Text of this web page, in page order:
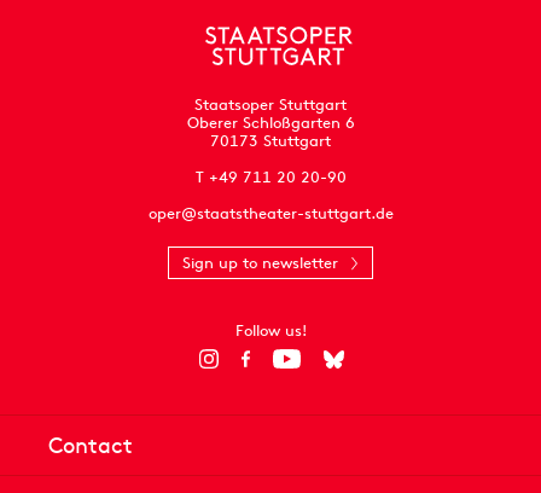
Staatsoper Stuttgart
Oberer Schloßgarten 6
70173 Stuttgart
T +49 711 20 20-90
oper@staatstheater-stuttgart.de
Sign up to newsletter
Follow us!
Contact